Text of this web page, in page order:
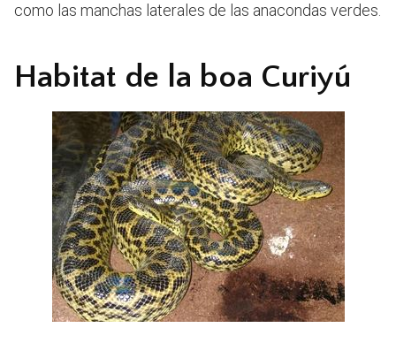
como las manchas laterales de las anacondas verdes.
Habitat de la boa Curiyú